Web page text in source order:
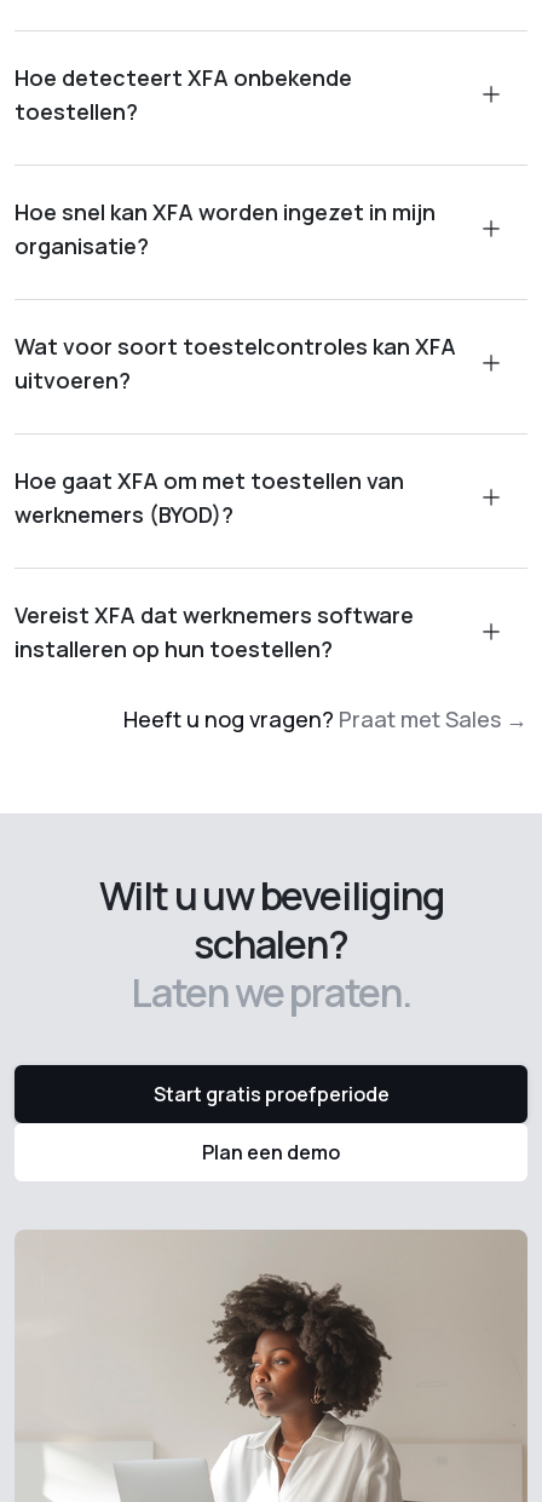
Hoe detecteert XFA onbekende
toestellen?
Hoe snel kan XFA worden ingezet in mijn
organisatie?
Wat voor soort toestelcontroles kan XFA
uitvoeren?
Hoe gaat XFA om met toestellen van
werknemers (BYOD)?
Vereist XFA dat werknemers software
installeren op hun toestellen?
Heeft u nog vragen? Praat met Sales →
Wilt u uw beveiliging
schalen?
Laten we praten.
Start gratis proefperiode
Plan een demo